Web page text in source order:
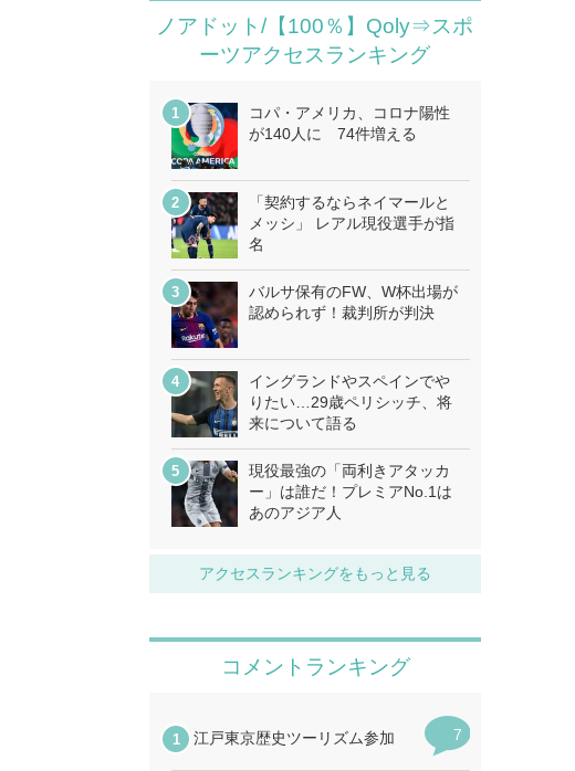
ノアドット/【100％】Qoly⇒スポ
ーツアクセスランキング
コパ・アメリカ、コロナ陽性
が140人に 74件増える
「契約するならネイマールと
メッシ」 レアル現役選手が指
名
バルサ保有のFW、W杯出場が
認められず！裁判所が判決
イングランドやスペインでや
りたい…29歳ペリシッチ、将
来について語る
現役最強の「両利きアタッカ
ー」は誰だ！プレミアNo.1は
あのアジア人
アクセスランキングをもっと見る